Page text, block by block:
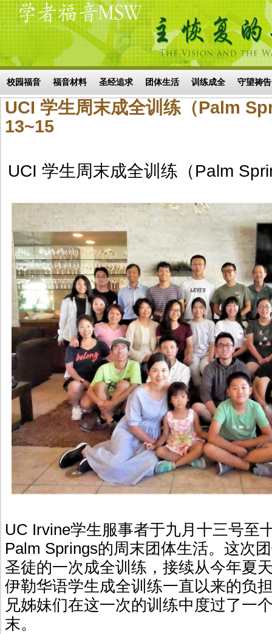
Skip to main content
搜索表单
校园福音 福音材料 圣经追求 团体生活 训练成全 守望祷告
UCI 学生周末成全训练（Palm
13~15
UCI 学生周末成全训练（Palm
UC Irvine学生服事者于九月十三号至
Palm Springs的周末团体生活。这次
圣徒的一次成全训练，接续从今年夏
伊勒华语学生成全训练一直以来的负
兄姊妹们在这一次的训练中度过了一
末。